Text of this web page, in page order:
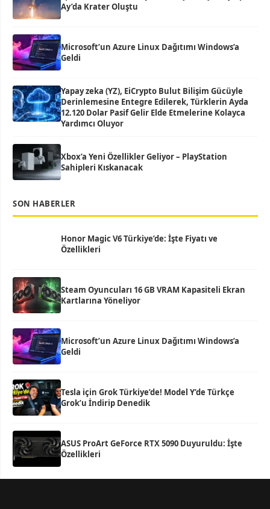
Ay’da Krater Oluştu
Microsoft’un Azure Linux Dağıtımı Windows’a
Geldi
Yapay zeka (YZ), EiCrypto Bulut Bilişim Gücüyle
Derinlemesine Entegre Edilerek, Türklerin Ayda
12.120 Dolar Pasif Gelir Elde Etmelerine Kolayca
Yardımcı Oluyor
Xbox’a Yeni Özellikler Geliyor – PlayStation
Sahipleri Kıskanacak
SON HABERLER
Honor Magic V6 Türkiye’de: İşte Fiyatı ve
Özellikleri
Steam Oyuncuları 16 GB VRAM Kapasiteli Ekran
Kartlarına Yöneliyor
Microsoft’un Azure Linux Dağıtımı Windows’a
Geldi
Tesla için Grok Türkiye’de! Model Y’de Türkçe
Grok’u İndirip Denedik
ASUS ProArt GeForce RTX 5090 Duyuruldu: İşte
Özellikleri